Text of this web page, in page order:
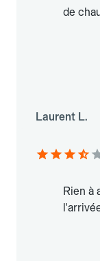
de
Laurent L.
Rien à